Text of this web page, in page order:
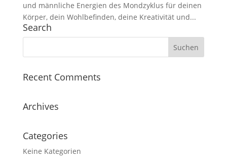
und männliche Energien des Mondzyklus für deinen
Körper, dein Wohlbefinden, deine Kreativität und...
Search
Recent Comments
Archives
Categories
Keine Kategorien